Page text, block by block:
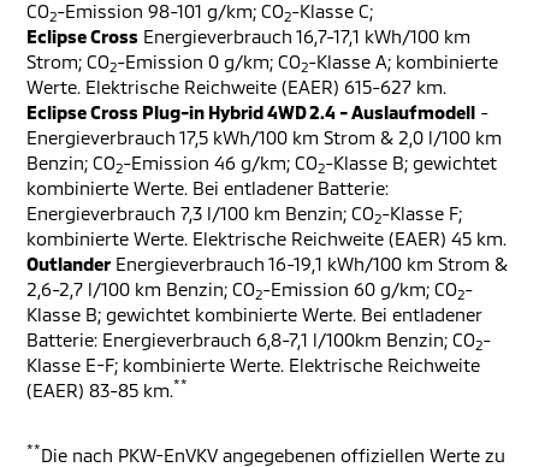
CO2-Emission 98-101 g/km; CO2-Klasse C;
Eclipse Cross Energieverbrauch 16,7-17,1 kWh/100 km
Strom; CO2-Emission 0 g/km; CO2-Klasse A; kombinierte
Werte. Elektrische Reichweite (EAER) 615-627 km.
Eclipse Cross Plug-in Hybrid 4WD 2.4 - Auslaufmodell -
Energieverbrauch 17,5 kWh/100 km Strom & 2,0 l/100 km
Benzin; CO2-Emission 46 g/km; CO2-Klasse B; gewichtet
kombinierte Werte. Bei entladener Batterie:
Energieverbrauch 7,3 l/100 km Benzin; CO2-Klasse F;
kombinierte Werte. Elektrische Reichweite (EAER) 45 km.
Outlander Energieverbrauch 16-19,1 kWh/100 km Strom &
2,6-2,7 l/100 km Benzin; CO2-Emission 60 g/km; CO2-
Klasse B; gewichtet kombinierte Werte. Bei entladener
Batterie: Energieverbrauch 6,8-7,1 l/100km Benzin; CO2-
Klasse E-F; kombinierte Werte. Elektrische Reichweite
(EAER) 83-85 km.**
**Die nach PKW-EnVKV angegebenen offiziellen Werte zu